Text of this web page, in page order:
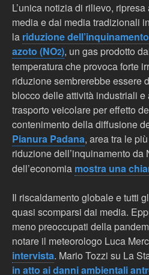
L’unica notizia di rilievo,
media e dai media tradizionali
la riduzione
azoto (NO2), un gas prodotto
temperatura che provoca forte
riduzione sembrerebbe essere
blocco delle attività industriali
trasporto veicolare per effetto
contenimento della diffusione
Pianura Padana, area tra le
riduzione dell’inquinamento da
dell’economia mostra una
Il riscaldamento globale e tutti
quasi scomparsi dai media.
meno preoccupati della
notare il meteorologo Luca
intervista. Mario Tozzi su La
in atto ai danni ambientali